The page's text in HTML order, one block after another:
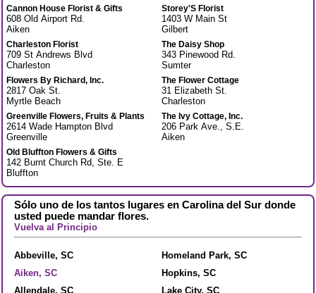
Cannon House Florist & Gifts
608 Old Airport Rd.
Aiken
Charleston Florist
709 St Andrews Blvd
Charleston
Flowers By Richard, Inc.
2817 Oak St.
Myrtle Beach
Greenville Flowers, Fruits & Plants
2614 Wade Hampton Blvd
Greenville
Old Bluffton Flowers & Gifts
142 Burnt Church Rd, Ste. E
Bluffton
Storey'S Florist
1403 W Main St
Gilbert
The Daisy Shop
343 Pinewood Rd.
Sumter
The Flower Cottage
31 Elizabeth St.
Charleston
The Ivy Cottage, Inc.
206 Park Ave., S.E.
Aiken
Sólo uno de los tantos lugares en Carolina del Sur donde
usted puede mandar flores.
Vuelva al Principio
Abbeville, SC
Aiken, SC
Allendale, SC
Homeland Park, SC
Hopkins, SC
Lake City, SC